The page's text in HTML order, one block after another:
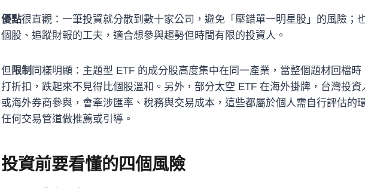
優點很直觀：一筆投資就分散到數十家公司，避免「壓錯單一明星股」的風險；
個股、追蹤財報的工夫，適合想參與趨勢但時間有限的投資人。
但 限制 同樣明顯：主題型 ETF 的成分股高度集中在同一產業，當整個題材回檔時
打折扣，跌起來不見得比個股溫和。另外，部分太空 ETF 在海外掛牌，台灣投資
或海外券商參與，會牽涉匯率、稅務與交易成本，這些都屬於個人需自行評估的
任何交易管道做推薦或引導。
投資前要看懂的四個風險